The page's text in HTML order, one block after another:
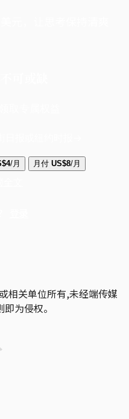
/月 月付 US$8/月
或相关单位所有,未经端传媒
为侵权。